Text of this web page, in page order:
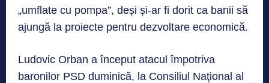
„umflate cu pompa”, deși și-ar fi dorit ca banii să
ajungă la proiecte pentru dezvoltare economică.
Ludovic Orban a început atacul împotriva
baronilor PSD duminică, la Consiliul Naţional al